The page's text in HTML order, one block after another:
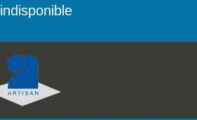
indisponible